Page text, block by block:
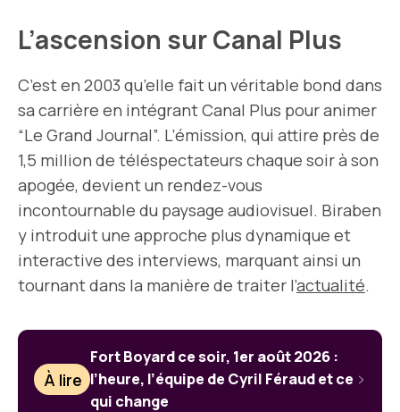
L’ascension sur Canal Plus
C’est en 2003 qu’elle fait un véritable bond dans
sa carrière en intégrant Canal Plus pour animer
“Le Grand Journal”. L’émission, qui attire près de
1,5 million de téléspectateurs chaque soir à son
apogée, devient un rendez-vous
incontournable du paysage audiovisuel. Biraben
y introduit une approche plus dynamique et
interactive des interviews, marquant ainsi un
tournant dans la manière de traiter l’actualité.
À lire
Fort Boyard ce soir, 1er août 2026 :
l’heure, l’équipe de Cyril Féraud et ce
qui change